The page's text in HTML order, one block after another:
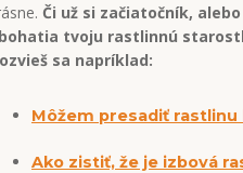
Či už si začiatočník,
tvoju rastlinnú
sa napríklad:
Môžem presadiť rastlinu
Ako zistiť, že je izbová